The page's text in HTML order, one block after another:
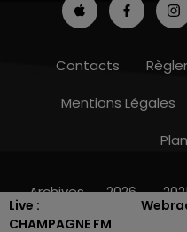
Live :
CHAMPAGNE FM
15h00 -
Contacts
Mentions Légales
Archives 2026